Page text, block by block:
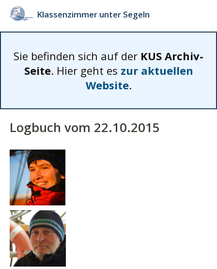
Klassenzimmer unter Segeln
Sie befinden sich auf der KUS Archiv-
Seite. Hier geht es zur aktuellen
Website.
Logbuch vom 22.10.2015